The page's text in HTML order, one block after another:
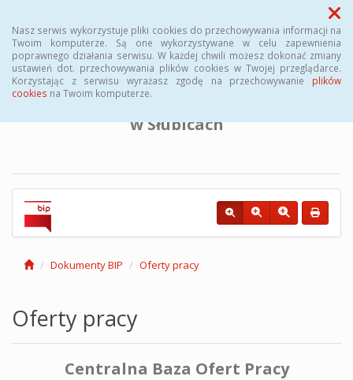
Nasz serwis wykorzystuje pliki cookies do przechowywania informacji na
Twoim komputerze. Są one wykorzystywane w celu zapewnienia
poprawnego działania serwisu. W każdej chwili możesz dokonać zmiany
ustawień dot. przechowywania plików cookies w Twojej przeglądarce.
Korzystając z serwisu wyrażasz zgodę na przechowywanie plików
cookies na Twoim komputerze.
Menu
BIULETYN INFORMACJI PUBLICZNEJ
Powiatowego Urzędu Pracy
w Słubicach
Dokumenty BIP Oferty pracy
Oferty pracy
Centralna Baza Ofert Pracy